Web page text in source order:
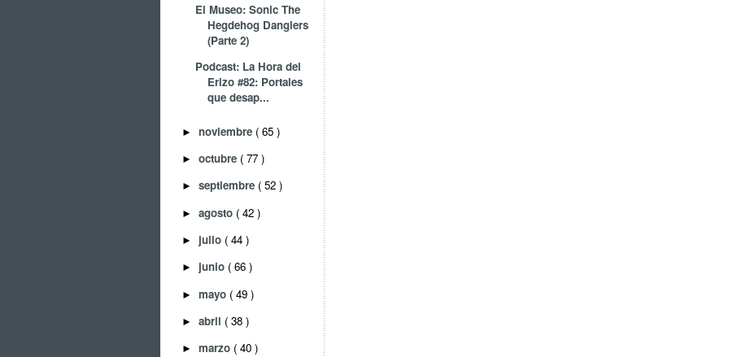
El Museo: Sonic The
Hegdehog Danglers
(Parte 2)
Podcast: La Hora del
Erizo #82: Portales
que desap...
► noviembre ( 65 )
► octubre ( 77 )
► septiembre ( 52 )
► agosto ( 42 )
► julio ( 44 )
► junio ( 66 )
► mayo ( 49 )
► abril ( 38 )
► marzo ( 40 )